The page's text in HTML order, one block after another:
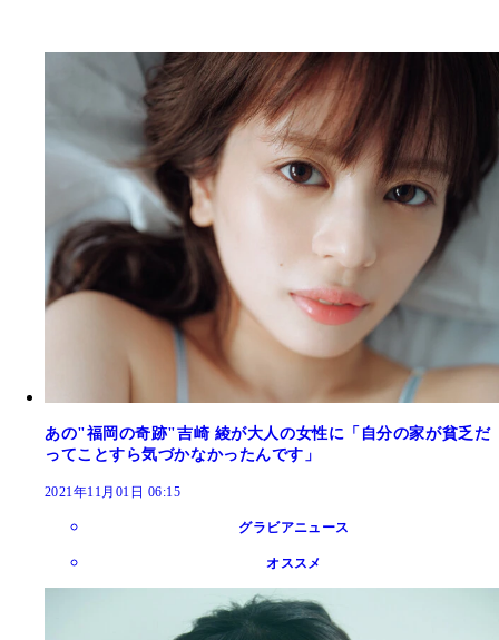
あの"福岡の奇跡"吉崎 綾が大人の女性に「自分の家が貧乏だ
ってことすら気づかなかったんです」
2021年11月01日 06:15
グラビアニュース
オススメ